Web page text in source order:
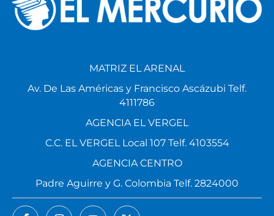
MATRIZ EL ARENAL
Av. De Las Américas y Francisco Ascázubi Telf.
4111786
AGENCIA EL VERGEL
C.C. EL VERGEL Local 107 Telf. 4103554
AGENCIA CENTRO
Padre Aguirre y G. Colombia Telf. 2824000